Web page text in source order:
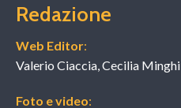
Redazione
Web Editor:
Valerio Ciaccia, Cecilia Minghi
Foto e video: